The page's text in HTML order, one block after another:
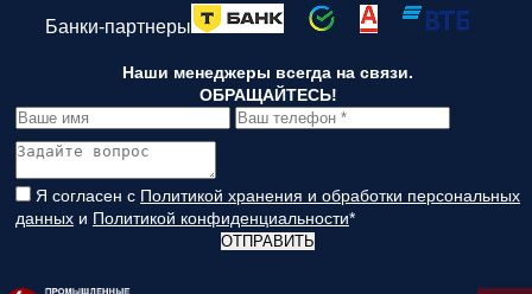
Банки-партнеры
Наши менеджеры всегда на связи.
ОБРАЩАЙТЕСЬ!
Я согласен с Политикой хранения и обработки персональных
данных и Политикой конфиденциальности*
ОТПРАВИТЬ